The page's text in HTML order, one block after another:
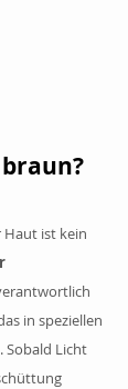
Haut ist kein
in speziellen
Sobald Licht